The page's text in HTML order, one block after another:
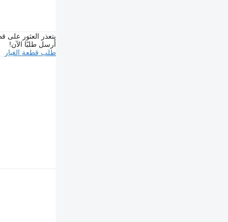
يتعذر العثور على
أرسل طلبًا الآن!
طلب قطعة الغيار